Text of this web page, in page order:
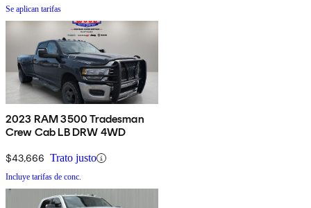
Se aplican tarifas
2023 RAM 3500 Tradesman
Crew Cab LB DRW 4WD
$43,666 Trato justo
Incluye tarifas de conc.